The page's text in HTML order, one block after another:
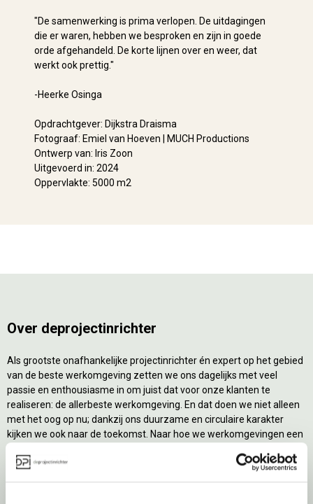
"De samenwerking is prima verlopen. De uitdagingen
die er waren, hebben we besproken en zijn in goede
orde afgehandeld. De korte lijnen over en weer, dat
werkt ook prettig."
-Heerke Osinga
Opdrachtgever: Dijkstra Draisma
Fotograaf: Emiel van Hoeven | MUCH Productions
Ontwerp van: Iris Zoon
Uitgevoerd in: 2024
Oppervlakte: 5000 m2
Over deprojectinrichter
Als grootste onafhankelijke projectinrichter én expert op het gebied
van de beste werkomgeving zetten we ons dagelijks met veel
passie en enthousiasme in om juist dat voor onze klanten te
realiseren: de allerbeste werkomgeving. En dat doen we niet alleen
met het oog op nu; dankzij ons duurzame en circulaire karakter
kijken we ook naar de toekomst. Naar hoe we werkomgevingen een
keer actief te kijken naar de duurzaamste optie.